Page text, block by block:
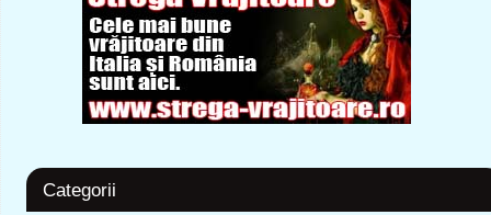
Categorii